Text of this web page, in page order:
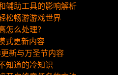
辅助工具的影响解析
松畅游游戏世界
怎么处理？
式更新内容
新与万圣节内容
知道的冷知识